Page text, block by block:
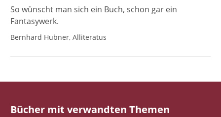
So wünscht man sich ein Buch, schon gar ein
Fantasywerk.
Bernhard Hubner, Alliteratus
Bücher mit verwandten Themen